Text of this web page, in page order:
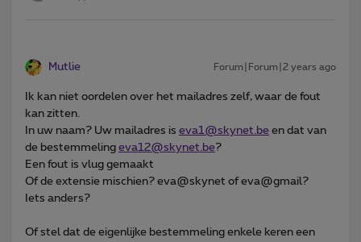
Mutlie Forum|Forum|2 years ago
Ik kan niet oordelen over het mailadres zelf, waar de fout
kan zitten.
In uw naam? Uw mailadres is eva1@skynet.be en dat van
de bestemmeling eva12@skynet.be?
Een fout is vlug gemaakt
Of de extensie mischien? eva@skynet of eva@gmail?
Iets anders?
Of stel dat de eigenlijke bestemmeling enkele keren een